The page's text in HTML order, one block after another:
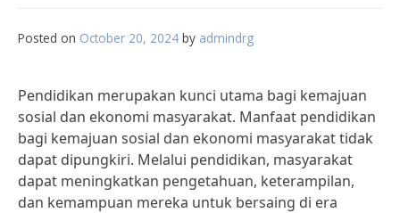
Posted on October 20, 2024 by admindrg
Pendidikan merupakan kunci utama bagi kemajuan
sosial dan ekonomi masyarakat. Manfaat pendidikan
bagi kemajuan sosial dan ekonomi masyarakat tidak
dapat dipungkiri. Melalui pendidikan, masyarakat
dapat meningkatkan pengetahuan, keterampilan,
dan kemampuan mereka untuk bersaing di era